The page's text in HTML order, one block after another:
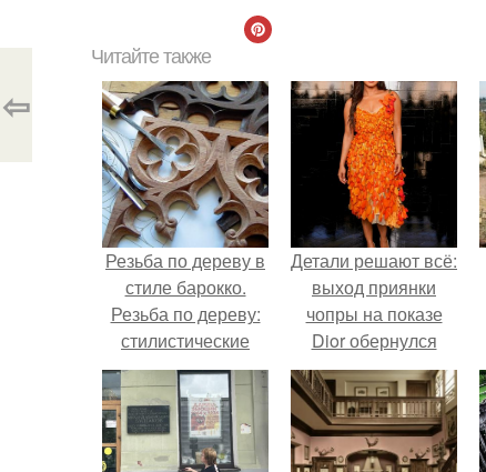
⇦
Читайте также
Резьба по дереву в
стиле барокко.
Резьба по дереву:
стилистические
направления и
характерные узоры.
Детали решают всё:
выход приянки
чопры на показе
Dior обернулся
шквалом критики
из-за небрежного
пошива.